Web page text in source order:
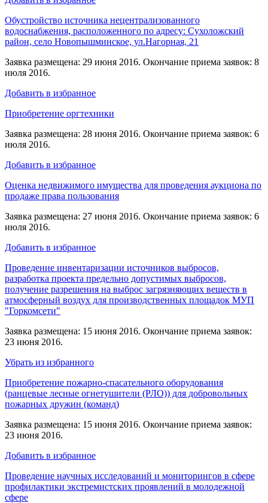
Обустройство источника нецентрализованного
водоснабжения, расположенного по адресу: Сухоложский
район, село Новопышминское, ул.Нагорная, 21
Заявка размещена: 29 июня 2016. Окончание приема заявок: 8
июля 2016.
Добавить в избранное
Приобретение оргтехники
Заявка размещена: 28 июня 2016. Окончание приема заявок: 6
июля 2016.
Добавить в избранное
Оценка недвижимого имущества для проведения аукциона по
продаже права пользования
Заявка размещена: 27 июня 2016. Окончание приема заявок: 6
июля 2016.
Добавить в избранное
Проведение инвентаризации источников выбросов,
разработка проекта предельно допустимых выбросов,
получение разрешения на выброс загрязняющих веществ в
атмосферный воздух для производственных площадок МУП
"Горкомсети"
Заявка размещена: 15 июня 2016. Окончание приема заявок:
23 июня 2016.
Убрать из избранного
Приобретение пожарно-спасательного оборудования
(ранцевые лесные огнетушители (РЛО)) для добровольных
пожарных дружин (команд)
Заявка размещена: 15 июня 2016. Окончание приема заявок:
23 июня 2016.
Добавить в избранное
Проведение научных исследований и мониторингов в сфере
профилактики экстремистских проявлений в молодежной
сфере